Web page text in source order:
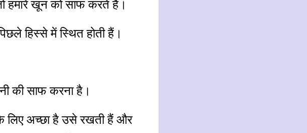
हमारे खून को साफ करते हैं।
हिस्से में स्थित होती हैं।
की साफ करना है।
लिए अच्छा है उसे रखती हैं और